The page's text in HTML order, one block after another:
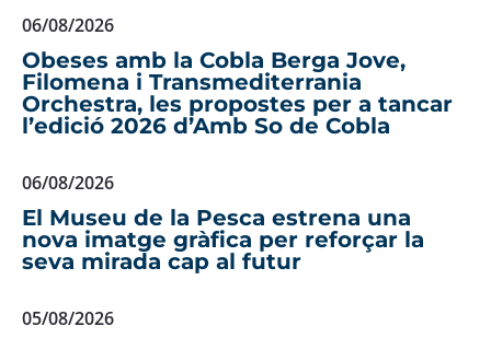
06/08/2026
Obeses amb la Cobla Berga Jove,
Filomena i Transmediterrania
Orchestra, les propostes per a tancar
l’edició 2026 d’Amb So de Cobla
06/08/2026
El Museu de la Pesca estrena una
nova imatge gràfica per reforçar la
seva mirada cap al futur
05/08/2026